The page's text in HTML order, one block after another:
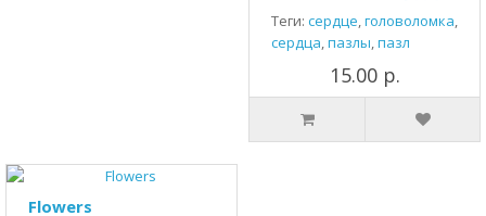
Теги: сердце,головоломка,
сердца,пазлы,пазл
15.00 р.
Flowers